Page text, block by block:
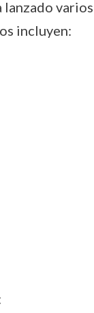
lanzado
incluyen: